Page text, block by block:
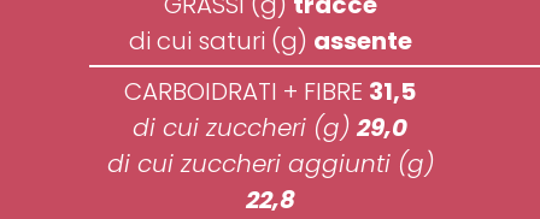
di cui saturi (g) assente
CARBOIDRATI + FIBRE 31,5
di cui zuccheri (g) 29,0
di cui zuccheri aggiunti (g)
22,8